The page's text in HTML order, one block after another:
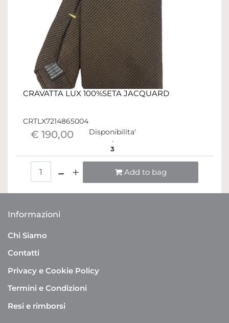
CRAVATTA LUX 100%SETA JACQUARD
CRTLX7214865004
€ 190,00 Disponibilita'
3
Add to bag
Informazioni
Chi Siamo
Contatti
Privacy e Cookie Policy
Termini e Condizioni
Resi e rimborsi